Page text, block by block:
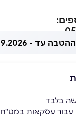
עד - 06.09.2026
בלבד
עבור עסקאות במט"ח